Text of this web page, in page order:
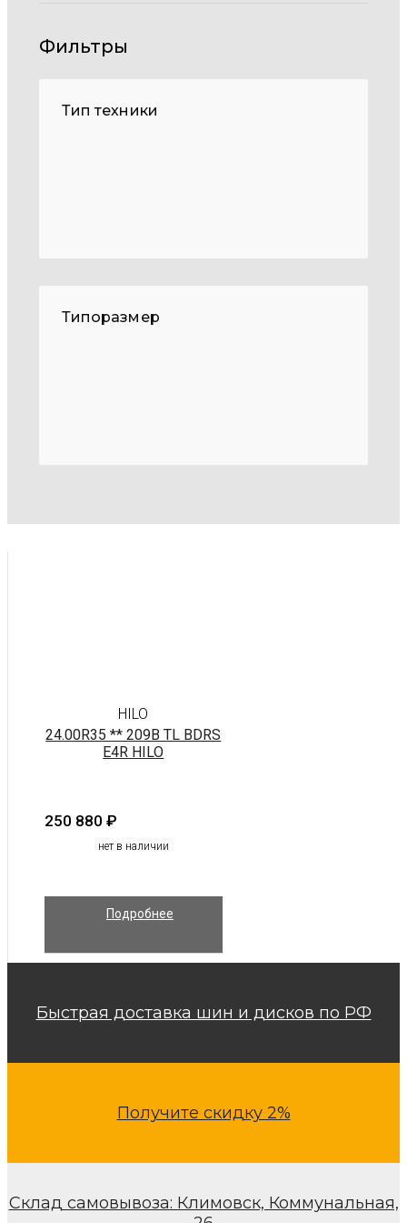
Фильтры
Тип техники
Типоразмер
HILO
24.00R35 ** 209B TL BDRS
E4R HILO
250 880 ₽
нет в наличии
Подробнее
Быстрая доставка шин и дисков по РФ
Получите скидку 2%
Склад самовывоза: Климовск, Коммунальная,